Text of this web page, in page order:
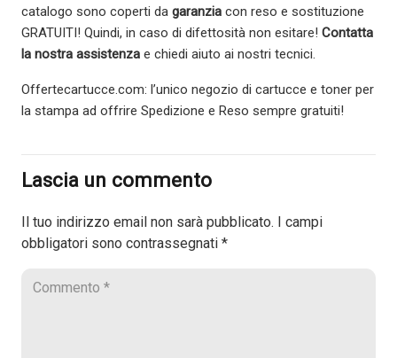
catalogo sono coperti da garanzia con reso e sostituzione
GRATUITI! Quindi, in caso di difettosità non esitare! Contatta
la nostra assistenza e chiedi aiuto ai nostri tecnici.
Offertecartucce.com: l’unico negozio di cartucce e toner per
la stampa ad offrire Spedizione e Reso sempre gratuiti!
Lascia un commento
Il tuo indirizzo email non sarà pubblicato. I campi
obbligatori sono contrassegnati *